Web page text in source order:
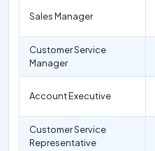
Sales Manager
Customer Service
Manager
Account Executive
Customer Service
Representative